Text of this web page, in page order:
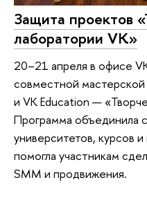
Защита проектов
лаборатории VK»
20–21 апреля в офисе
совместной
и VK Education —
Программа объединила
университетов, курсов
помогла участникам
SMM и продвижения.